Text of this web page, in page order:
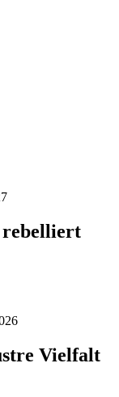
rebelliert
Vielfalt